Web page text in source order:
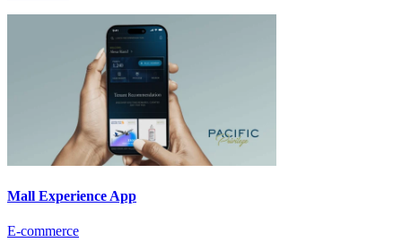
Mall Experience App
E-commerce